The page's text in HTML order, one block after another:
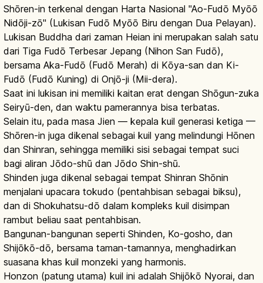
Shōren-in terkenal dengan Harta Nasional "Ao-Fudō Myōō
Nidōji-zō" (Lukisan Fudō Myōō Biru dengan Dua Pelayan).
Lukisan Buddha dari zaman Heian ini merupakan salah satu
dari Tiga Fudō Terbesar Jepang (Nihon San Fudō),
bersama Aka-Fudō (Fudō Merah) di Kōya-san dan Ki-
Fudō (Fudō Kuning) di Onjō-ji (Mii-dera).
Saat ini lukisan ini memiliki kaitan erat dengan Shōgun-zuka
Seiryū-den, dan waktu pamerannya bisa terbatas.
Selain itu, pada masa Jien — kepala kuil generasi ketiga —
Shōren-in juga dikenal sebagai kuil yang melindungi Hōnen
dan Shinran, sehingga memiliki sisi sebagai tempat suci
bagi aliran Jōdo-shū dan Jōdo Shin-shū.
Shinden juga dikenal sebagai tempat Shinran Shōnin
menjalani upacara tokudo (pentahbisan sebagai biksu),
dan di Shokuhatsu-dō dalam kompleks kuil disimpan
rambut beliau saat pentahbisan.
Bangunan-bangunan seperti Shinden, Ko-gosho, dan
Shijōkō-dō, bersama taman-tamannya, menghadirkan
suasana khas kuil monzeki yang harmonis.
Honzon (patung utama) kuil ini adalah Shijōkō Nyorai, dan